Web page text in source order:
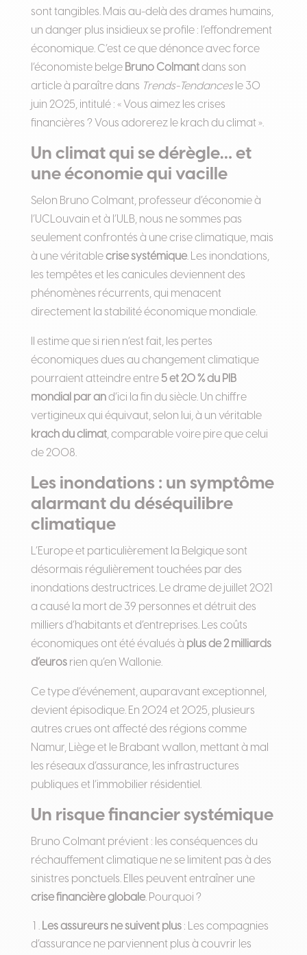
sont tangibles. Mais au-delà des drames humains,
un danger plus insidieux se profile : l’effondrement
économique. C’est ce que dénonce avec force
l’économiste belge Bruno Colmantdans son
article à paraître dans Trends-Tendancesle 30
juin 2025, intitulé : « Vous aimez les crises
financières ? Vous adorerez le krach du climat ».
Un climat qui se dérègle… et
une économie qui vacille
Selon Bruno Colmant, professeur d’économie à
l’UCLouvain et à l’ULB, nous ne sommes pas
seulement confrontés à une crise climatique, mais
à une véritablecrise systémique. Les inondations,
les tempêtes et les canicules deviennent des
phénomènes récurrents, qui menacent
directement la stabilité économique mondiale.
Il estime que si rien n’est fait, les pertes
économiques dues au changement climatique
pourraient atteindre entre 5 et 20 % du PIB
mondial par and’ici la fin du siècle. Un chiffre
vertigineux qui équivaut, selon lui, à un véritable
krach du climat, comparable voire pire que celui
de 2008.
Les inondations : un symptôme
alarmant du déséquilibre
climatique
L’Europe et particulièrement la Belgique sont
désormais régulièrement touchées par des
inondations destructrices. Le drame de juillet 2021
a causé la mort de 39 personnes et détruit des
milliers d’habitants et d’entreprises. Les coûts
économiques ont été évalués à plus de 2 milliards
d’eurosrien qu’en Wallonie.
Ce type d’événement, auparavant exceptionnel,
devient épisodique. En 2024 et 2025, plusieurs
autres crues ont affecté des régions comme
Namur, Liège et le Brabant wallon, mettant à mal
les réseaux d’assurance, les infrastructures
publiques et l’immobilier résidentiel.
Un risque financier systémique
Bruno Colmant prévient : les conséquences du
réchauffement climatique ne se limitent pas à des
sinistres ponctuels. Elles peuvent entraîner une
crise financière globale. Pourquoi ?
Les assureurs ne suivent plus: Les compagnies
d’assurance ne parviennent plus à couvrir les